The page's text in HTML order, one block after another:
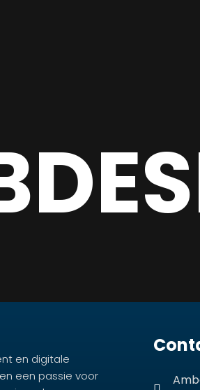
en digitale
een passie voor